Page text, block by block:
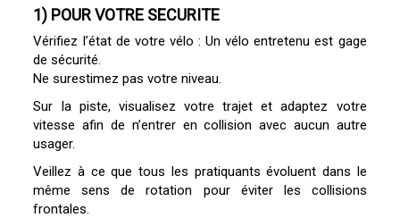
1) POUR VOTRE SECURITE
Vérifiez l’état de votre vélo : Un vélo entretenu est gage
de sécurité.
Ne surestimez pas votre niveau.
Sur la piste, visualisez votre trajet et adaptez votre
vitesse afin de n’entrer en collision avec aucun autre
usager.
Veillez à ce que tous les pratiquants évoluent dans le
même sens de rotation pour éviter les collisions
frontales.